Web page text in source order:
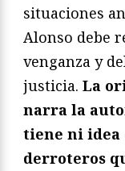
situaciones
Alonso debe
venganza y
justicia. La
narra la
tiene ni idea
derroteros